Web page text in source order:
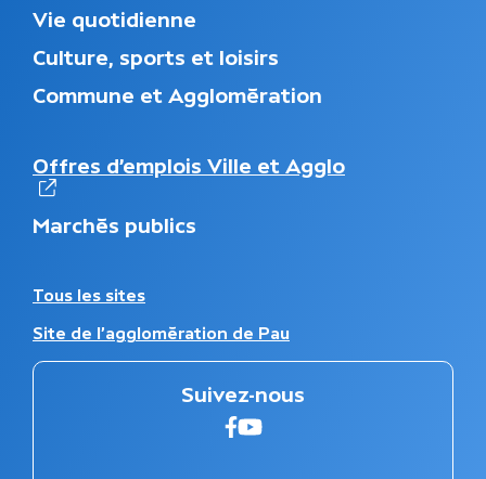
M
n
u
d
i
e
d
d
a
g
e
Vie quotidienne
Culture, sports et loisirs
Commune et Agglomération
N
a
i
t
o
n
Offres d’emplois Ville et Agglo
Marchés publics
A
t
r
Tous les sites
Site de l'agglomération de Pau
Suivez-nous
Suivez-nous sur
Suivez-nous sur